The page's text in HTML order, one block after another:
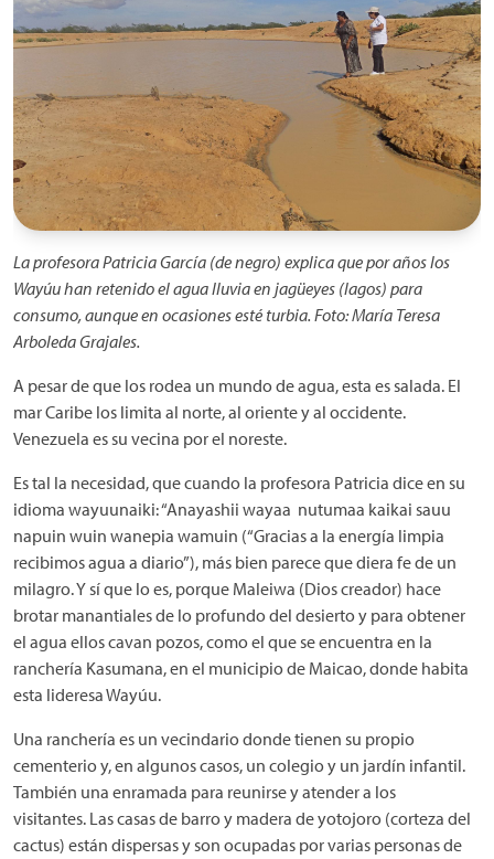
La profesora Patricia García (de negro) explica que por años los
Wayúu han retenido el agua lluvia en jagüeyes (lagos) para
consumo, aunque en ocasiones esté turbia. Foto: María Teresa
Arboleda Grajales.
A pesar de que los rodea un mundo de agua, esta es salada. El
mar Caribe los limita al norte, al oriente y al occidente.
Venezuela es su vecina por el noreste.
Es tal la necesidad, que cuando la profesora Patricia dice en su
idioma wayuunaiki: “Anayashii wayaa nutumaa kaikai sauu
napuin wuin wanepia wamuin (“Gracias a la energía limpia
recibimos agua a diario”), más bien parece que diera fe de un
milagro. Y sí que lo es, porque Maleiwa (Dios creador) hace
brotar manantiales de lo profundo del desierto y para obtener
el agua ellos cavan pozos, como el que se encuentra en la
ranchería Kasumana, en el municipio de Maicao, donde habita
esta lideresa Wayúu.
Una ranchería es un vecindario donde tienen su propio
cementerio y, en algunos casos, un colegio y un jardín infantil.
También una enramada para reunirse y atender a los
visitantes. Las casas de barro y madera de yotojoro (corteza del
cactus) están dispersas y son ocupadas por varias personas de